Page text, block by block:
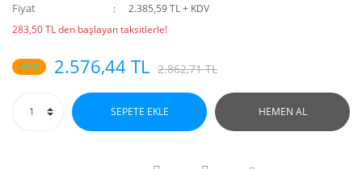
Fiyat
2.385,59 TL + KDV
283,50 TL den başlayan taksitlerle!
%10 2.576,44 TL 2.862,71 TL
SEPETE EKLE HEMEN AL